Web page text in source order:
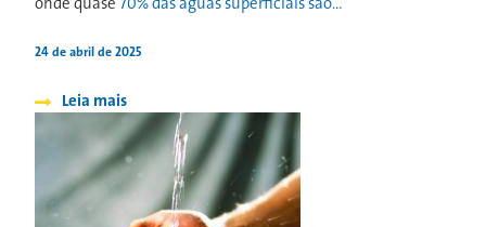
24 de abril de 2025
Leia mais